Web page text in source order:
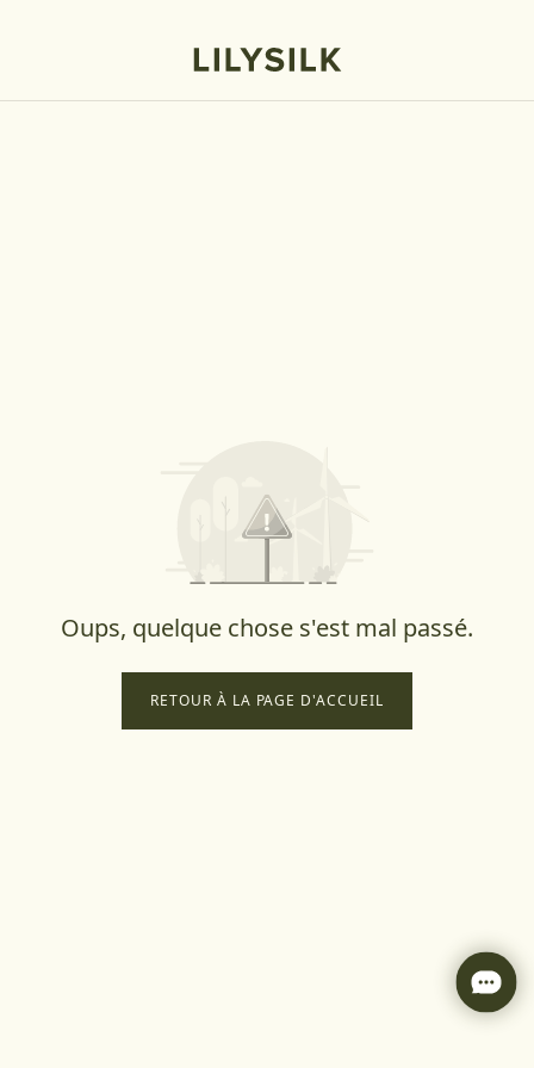
Oups, quelque chose s'est mal passé.
RETOUR À LA PAGE D'ACCUEIL